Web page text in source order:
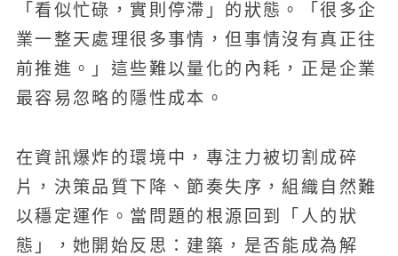
「看似忙碌，實則停滯」的狀態。「很多企
業一整天處理很多事情，但事情沒有真正往
前推進。」這些難以量化的內耗，正是企業
最容易忽略的隱性成本。
在資訊爆炸的環境中，專注力被切割成碎
片，決策品質下降、節奏失序，組織自然難
以穩定運作。當問題的根源回到「人的狀
態」，她開始反思：建築，是否能成為解